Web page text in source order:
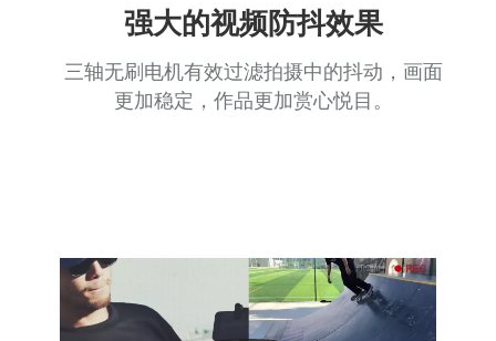
强大的视频防抖效果
三轴无刷电机有效过滤拍摄中的抖动，画面
更加稳定，作品更加赏心悦目。